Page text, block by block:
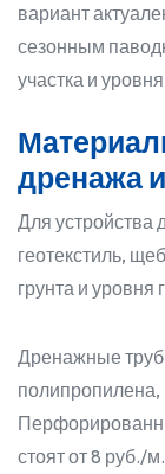
вариант
сезонным
участка и
дренажа
Для устройства
геотекстиль,
грунта и уровня
Дренажные
полипропилена,
стоят от 8 руб./м.